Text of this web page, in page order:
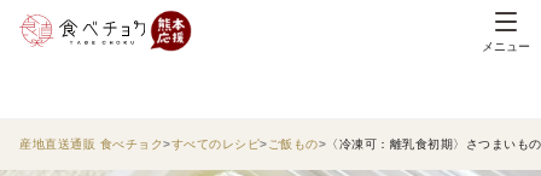
メニュー
産地直送通販 食べチョク すべてのレシピ ご飯もの 〈冷凍可：離乳食初期〉さつまいも